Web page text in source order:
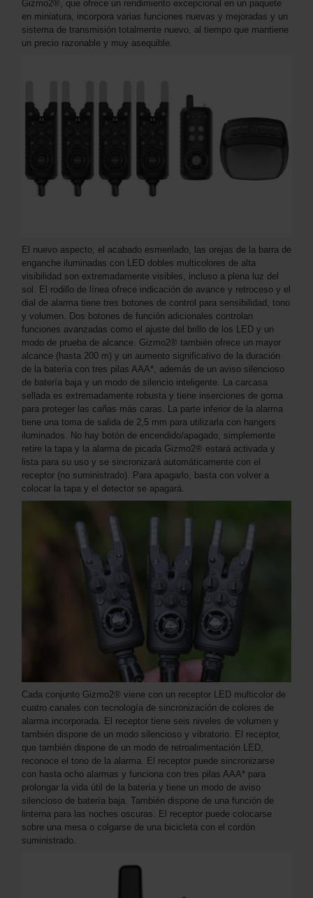
Gizmo2®, que ofrece un rendimiento excepcional en un paquete
en miniatura, incorpora varias funciones nuevas y mejoradas y un
sistema de transmisión totalmente nuevo, al tiempo que mantiene
un precio razonable y muy asequible.
El nuevo aspecto, el acabado esmerilado, las orejas de la barra de
enganche iluminadas con LED dobles multicolores de alta
visibilidad son extremadamente visibles, incluso a plena luz del
sol. El rodillo de línea ofrece indicación de avance y retroceso y el
dial de alarma tiene tres botones de control para sensibilidad, tono
y volumen. Dos botones de función adicionales controlan
funciones avanzadas como el ajuste del brillo de los LED y un
modo de prueba de alcance. Gizmo2® también ofrece un mayor
alcance (hasta 200 m) y un aumento significativo de la duración
de la batería con tres pilas AAA*, además de un aviso silencioso
de batería baja y un modo de silencio inteligente. La carcasa
sellada es extremadamente robusta y tiene inserciones de goma
para proteger las cañas más caras. La parte inferior de la alarma
tiene una toma de salida de 2,5 mm para utilizarla con hangers
iluminados. No hay botón de encendido/apagado, simplemente
retire la tapa y la alarma de picada Gizmo2® estará activada y
lista para su uso y se sincronizará automáticamente con el
receptor (no suministrado). Para apagarlo, basta con volver a
colocar la tapa y el detector se apagará.
Cada conjunto Gizmo2® viene con un receptor LED multicolor de
cuatro canales con tecnología de sincronización de colores de
alarma incorporada. El receptor tiene seis niveles de volumen y
también dispone de un modo silencioso y vibratorio. El receptor,
que también dispone de un modo de retroalimentación LED,
reconoce el tono de la alarma. El receptor puede sincronizarse
con hasta ocho alarmas y funciona con tres pilas AAA* para
prolongar la vida útil de la batería y tiene un modo de aviso
silencioso de batería baja. También dispone de una función de
linterna para las noches oscuras. El receptor puede colocarse
sobre una mesa o colgarse de una bicicleta con el cordón
suministrado.